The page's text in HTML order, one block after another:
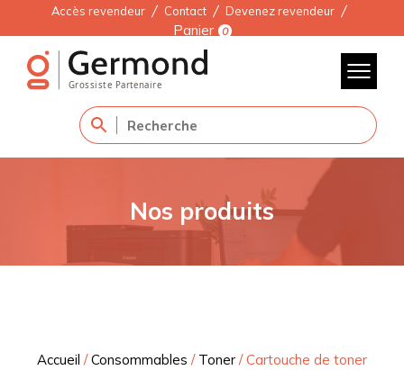
Accès revendeur Contact Devenez revendeur
Panier 0
Nos produits
Accueil /Consommables / Toner /Cartouche de toner